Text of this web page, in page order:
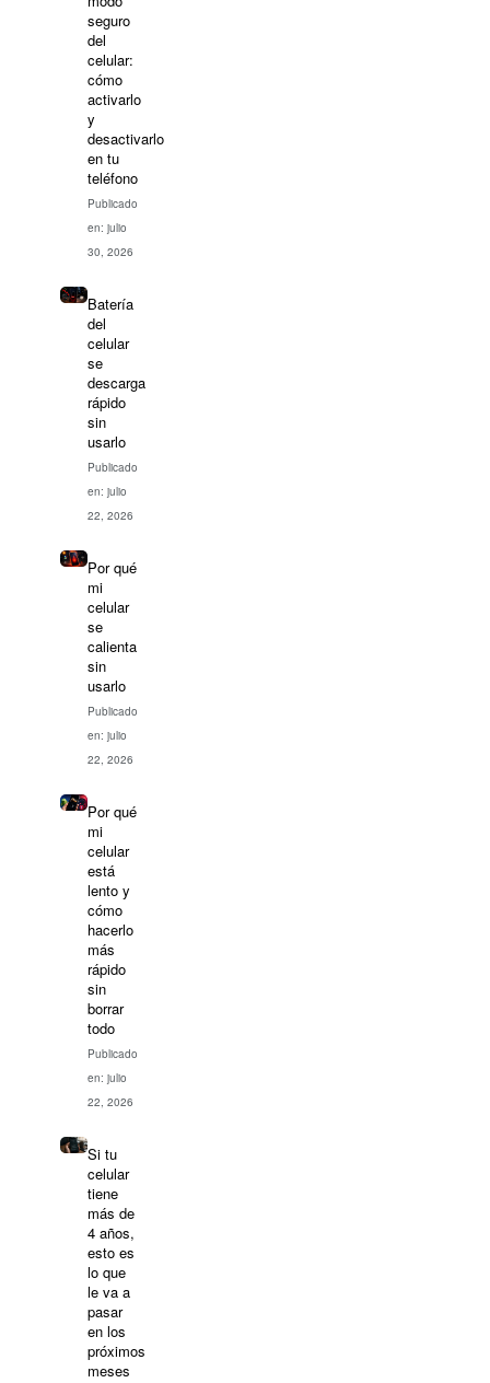
seguro
del
celular:
cómo
activarlo
y
desactivarlo
en tu
teléfono
Publicado
en: julio
30, 2026
Batería
del
celular
se
descarga
rápido
sin
usarlo
Publicado
en: julio
22, 2026
Por qué
mi
celular
se
calienta
sin
usarlo
Publicado
en: julio
22, 2026
Por qué
mi
celular
está
lento y
cómo
hacerlo
más
rápido
sin
borrar
todo
Publicado
en: julio
22, 2026
Si tu
celular
tiene
más de
4 años,
esto es
lo que
le va a
pasar
en los
próximos
meses